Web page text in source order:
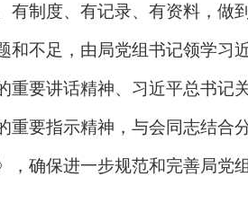
制度、有记录、有资料，做
不足，由局党组书记领学习
重要讲话精神、习近平总书记
重要指示精神 ，与会同志结合
确保进一步规范和完善局党